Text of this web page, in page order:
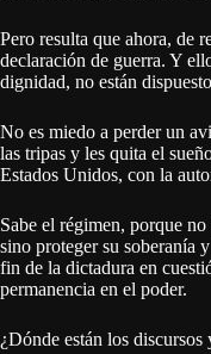
Pero resulta que ahora, de
declaración de guerra. Y
dignidad, no están
No es miedo a perder un
las tripas y les quita el
Estados Unidos, con la
Sabe el régimen, porque
sino proteger su soberanía
fin de la dictadura en
permanencia en el poder.
¿Dónde están los discursos